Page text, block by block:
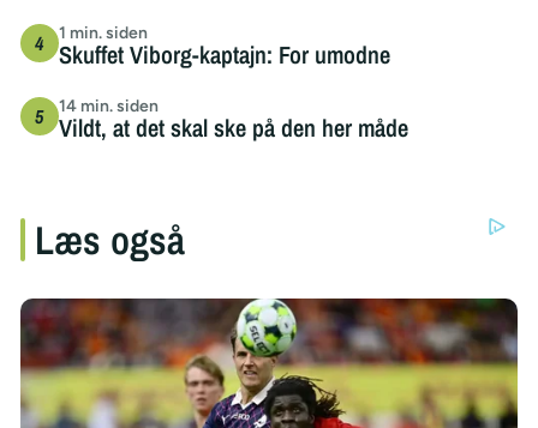
1 min. siden
Skuffet Viborg-kaptajn: For umodne
14 min. siden
Vildt, at det skal ske på den her måde